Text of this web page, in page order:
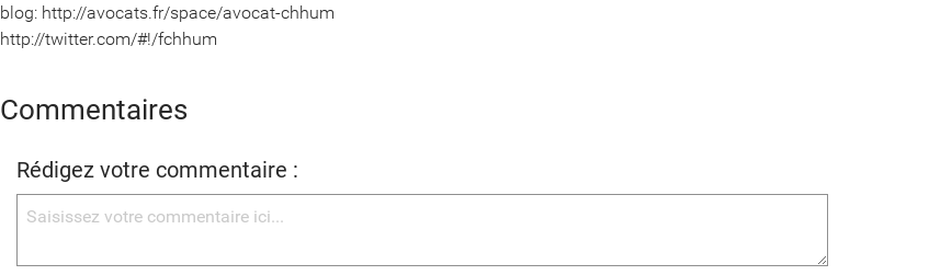
blog: http://avocats.fr/space/avocat-chhum
http://twitter.com/#!/fchhum
Commentaires
Rédigez votre commentaire :